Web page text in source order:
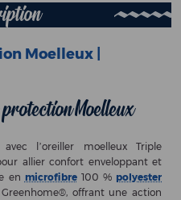
Moelleux |
Moelleux
l’oreiller moelleux Triple
allier confort enveloppant et
en microfibre100 % polyester
offrant une action